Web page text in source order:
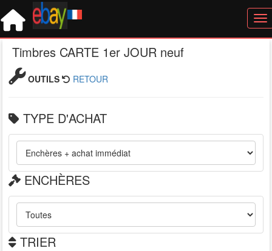
Timbres CARTE 1er JOUR neuf
OUTILS RETOUR
TYPE D'ACHAT
ENCHÈRES
TRIER